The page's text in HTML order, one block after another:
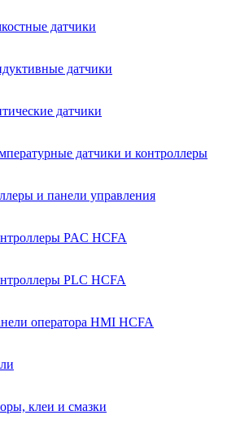
датчики
датчики
датчики
датчики и контроллеры
и панели управления
PAC HCFA
PLC HCFA
оператора HMI HCFA
клеи и смазки